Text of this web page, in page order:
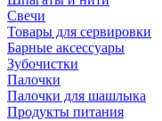
Свечи
Товары для сервировки
Барные аксессуары
Зубочистки
Палочки
Палочки для шашлыка
Продукты питания